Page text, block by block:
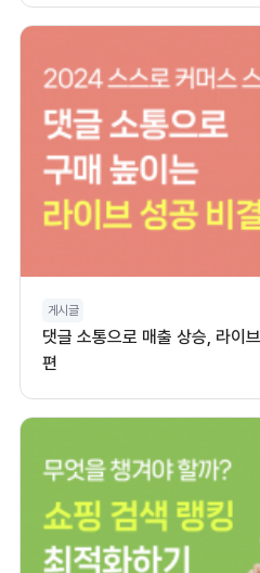
게시글
댓글 소통으로 매출 상승, 라이
편